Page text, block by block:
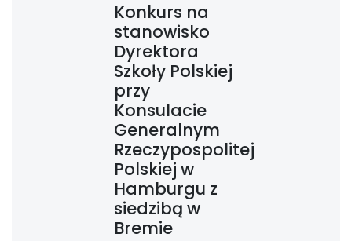
Konkurs na
stanowisko
Dyrektora
Szkoły Polskiej
przy
Konsulacie
Generalnym
Rzeczypospolitej
Polskiej w
Hamburgu z
siedzibą w
Bremie